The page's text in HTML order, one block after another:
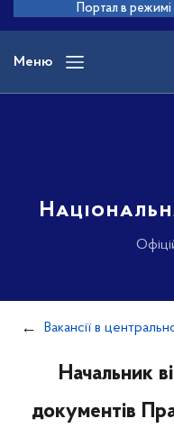
основного
вмісту
Портал в режимі
Меню
Начальник
документів